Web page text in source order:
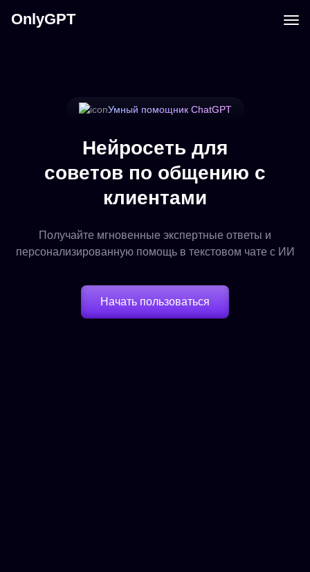
OnlyGPT
Умный помощник ChatGPT
Нейросеть для
советов по общению с
клиентами
Получайте мгновенные экспертные ответы и
персонализированную помощь в текстовом чате с ИИ
Начать пользоваться